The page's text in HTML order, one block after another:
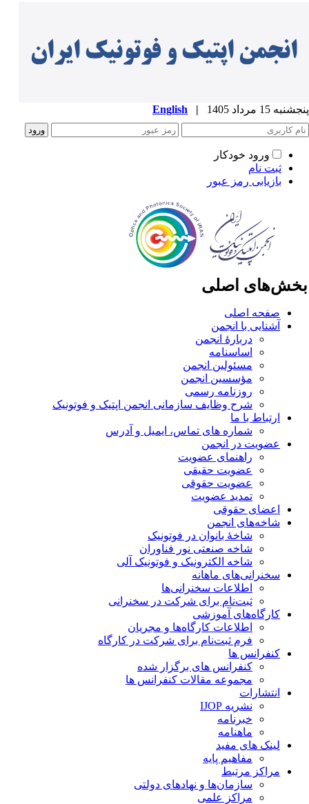
15 مرداد 1405 |
English
ورود خودکار
ثبت نام
بازیابی رمز عبور
اصلی
صفحه اصلی
آشنایی با انجمن
دربارۀ انجمن
اساسنامه
مسئولین انجمن
مؤسسین انجمن
روزنامه رسمی
شرح وظایف سازمانی انجمن اپتیک و فوتونیک
ارتباط با ما
شماره های تماس، ایمیل و آدرس
عضویت در انجمن
راهنمای عضویت
عضویت حقیقی
عضویت حقوقی
تمدید عضویت
اعضای حقوقی
شاخه‌های انجمن
شاخۀ بانوان در فوتونیک
شاخه صنعتی نور فناوران
شاخه‌ الکترونیک و فوتونیک آلی
سخنرانی‌های ماهانه
اطلاعات سخنرانی‌‌ها
ثبت‌نام برای شرکت در سخنرانی
کارگاه‌های آموزشی
اطلاعات کارگاه‌ها و مجریان
فرم ثبت‌نام برای شرکت در کارگاه
کنفرانس ها
کنفرانس های برگزار شده
مجموعه مقالات کنفرانس ها
انتشارات
نشریه IJOP
خبرنامه
ماهنامه
لینک های مفید
مفاهیم پایه
مراکز مرتبط
سازمان‌ها و نهادهای دولتی
مراکز علمی